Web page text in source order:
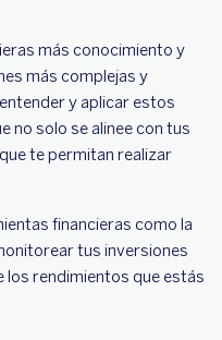
más conocimiento y
más complejas y
y aplicar estos
no solo se alinee con tus
te permitan realizar
financieras como la
tus inversiones
los rendimientos que estás